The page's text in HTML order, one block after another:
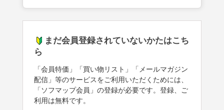
まだ会員登録されていないかたはこち
ら
「会員特価」「買い物リスト」「メールマガジン
配信」等のサービスをご利用いただくためには、
「ソフマップ会員」の登録が必要です。登録、ご
利用は無料です。